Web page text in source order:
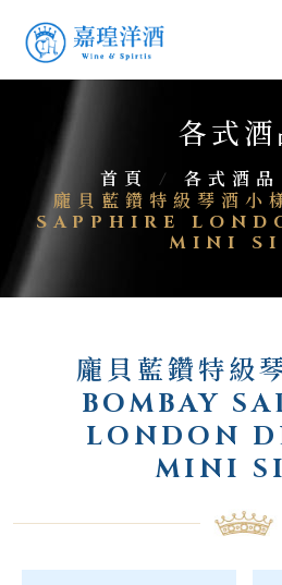
各式酒
首頁 / 各式酒品
龐貝藍鑽特級琴酒
SAPPHIRE
MINI
龐貝藍鑽特級
BOMBAY
LONDON
MINI